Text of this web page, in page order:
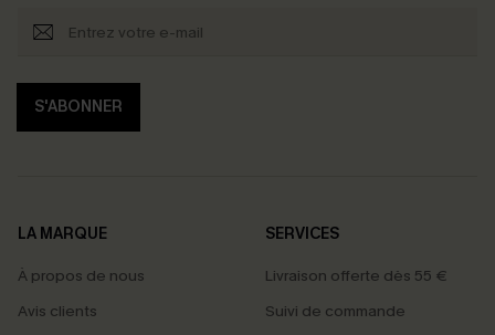
S'ABONNER
LA MARQUE
À propos de nous
Avis clients
SERVICES
Livraison offerte dès 55 €
Suivi de commande